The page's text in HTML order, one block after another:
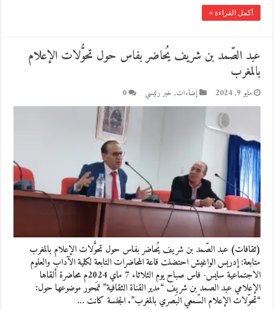
أكمل القراءة »
عبد الصّمد بن شريف يُحاضر بفاس حول تحوُّلات الإعلام
بالمغرب
مايو 9, 2024 إضاءات, خبر رئيسي 0
(ثقافات) عبد الصّمد بن شريف يُحاضر بفاس حول تحوُّلات الإعلام بالمغرب
متابعة: إدريس الواغيش احتضنت قاعة المحاضرات التابعة لكلية الآداب والعلوم
الاجتماعية سايس- فاس صباح يوم الثلاثاء 7 ماي 2024م محاضرة ألقاها
الإعلامي عبد الصمد بن شريف “مدير القناة الثقافية” تمَحور موضوعها حول:
“تحوّلات الإعلام السّمعي البَصري بالمغرب”. الجلسة كانت …